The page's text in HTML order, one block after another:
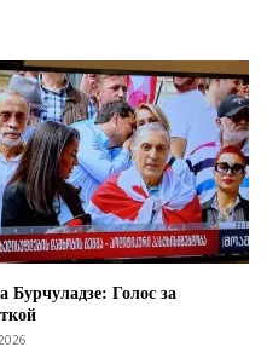
Бурчуладзе: Голос за